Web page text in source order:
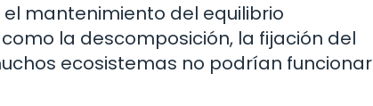
mantenimiento del equilibrio
la descomposición, la fijación del
ecosistemas no podrían funcionar